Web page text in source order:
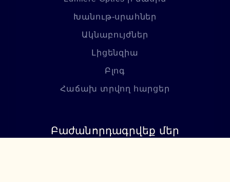
Խանութ-սրահներ
Ակնաբույժներ
Լիցենզիա
Բլոգ
Հաճախ տրվող հարցեր
Բաժանորդագրվեք մեր